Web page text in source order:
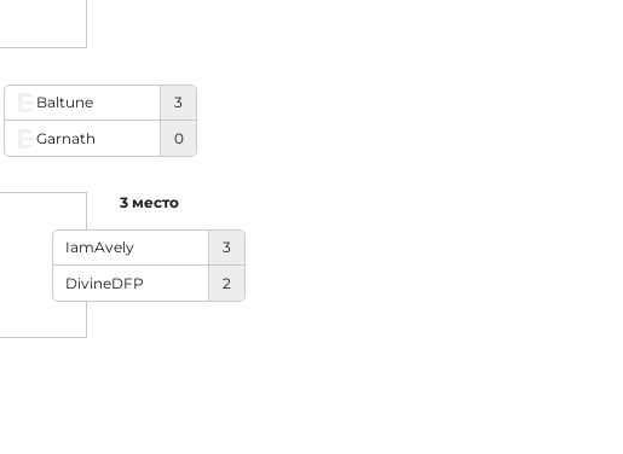
Baltune
3
Garnath
0
IamAvely
3
DivineDFP
2
3 место